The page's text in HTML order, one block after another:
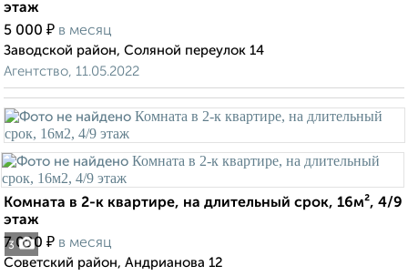
этаж
5 000 ₽ в месяц
Заводской район, Соляной переулок 14
Агентство, 11.05.2022
3
Комната в 2-к квартире, на длительный срок, 16м², 4/9
этаж
7 000 ₽ в месяц
Советский район, Андрианова 12